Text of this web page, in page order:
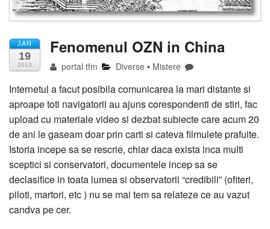
JAN
19
2013
Fenomenul OZN in China
portal tfm Diverse • Mistere
Internetul a facut posibila comunicarea la mari distante si
aproape toti navigatorii au ajuns corespondenti de stiri, fac
upload cu materiale video si dezbat subiecte care acum 20
de ani le gaseam doar prin carti si cateva filmulete prafuite.
Istoria incepe sa se rescrie, chiar daca exista inca multi
sceptici si conservatori, documentele incep sa se
declasifice in toata lumea si observatorii “credibili” (ofiteri,
piloti, martori, etc ) nu se mai tem sa relateze ce au vazut
candva pe cer.